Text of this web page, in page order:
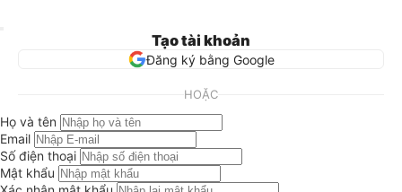
Tạo tài khoản
Đăng ký bằng Google
HOẶC
Họ và tên
Email
Số điện thoại
Mật khẩu